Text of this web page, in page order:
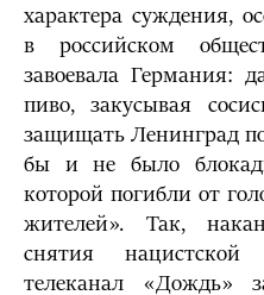
характера суждения,
в российском
завоевала Германия:
пиво, закусывая
защищать Ленинград
бы и не было
которой погибли от
жителей». Так,
снятия нацистской
телеканал «Дождь»